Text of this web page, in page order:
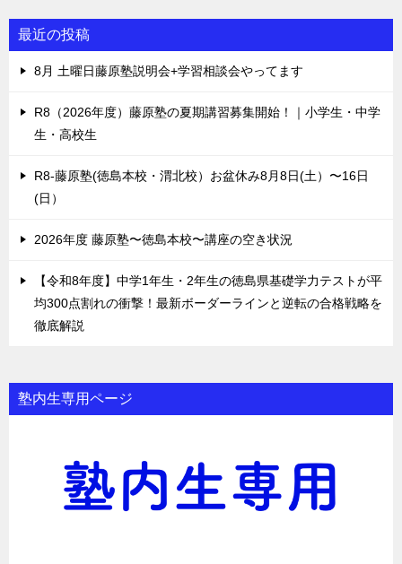
最近の投稿
8月 土曜日藤原塾説明会+学習相談会やってます
R8（2026年度）藤原塾の夏期講習募集開始！｜小学生・中学
生・高校生
R8-藤原塾(徳島本校・渭北校）お盆休み8月8日(土）〜16日
(日）
2026年度 藤原塾〜徳島本校〜講座の空き状況
【令和8年度】中学1年生・2年生の徳島県基礎学力テストが平
均300点割れの衝撃！最新ボーダーラインと逆転の合格戦略を
徹底解説
塾内生専用ページ